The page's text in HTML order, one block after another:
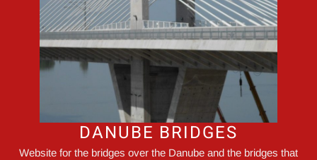
DANUBE BRIDGES
Website for the bridges over the Danube and the bridges that